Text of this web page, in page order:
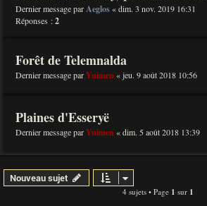
Dernier message parAeglos «dim. 3 nov. 2019 16:31
Réponses :2
Forêt de Telemnalda
Dernier message parYuimen «jeu. 9 août 2018 10:56
Plaines d'Esseryë
Dernier message parYuimen «dim. 5 août 2018 13:39
Nouveau sujet
4 sujets • Page 1 sur 1